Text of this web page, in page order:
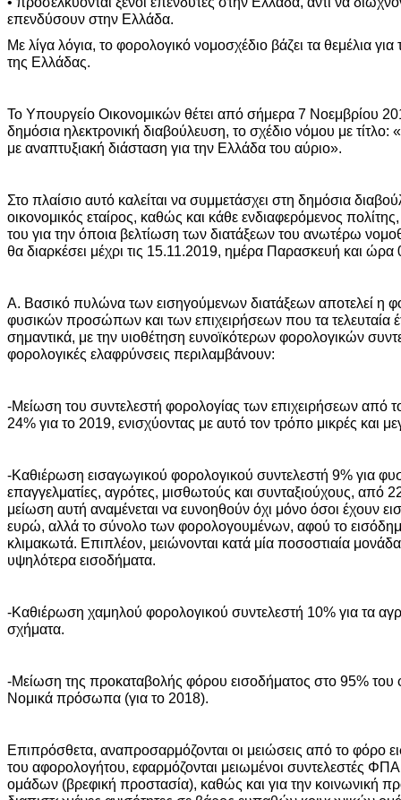
επενδύσουν στην Ελλάδα.
Με λίγα λόγια, το φορολογικό νομοσχέδιο βάζει τα θεμέλια
της Ελλάδας.
Το Υπουργείο Οικονομικών θέτει από σήμερα 7 Νοεμβρίου
δημόσια ηλεκτρονική διαβούλευση, το σχέδιο νόμου με
με αναπτυξιακή διάσταση για την Ελλάδα του αύριο».
Στο πλαίσιο αυτό καλείται να συμμετάσχει στη δημόσια
οικονομικός εταίρος, καθώς και κάθε ενδιαφερόμενος
του για την όποια βελτίωση των διατάξεων του ανωτέρω
θα διαρκέσει μέχρι τις 15.11.2019, ημέρα Παρασκευή και
Α. Βασικό πυλώνα των εισηγούμενων διατάξεων αποτελεί η
φυσικών προσώπων και των επιχειρήσεων που τα τελευταία
σημαντικά, με την υιοθέτηση ευνοϊκότερων φορολογικών
φορολογικές ελαφρύνσεις περιλαμβάνουν:
-Μείωση του συντελεστή φορολογίας των επιχειρήσεων από
24% για το 2019, ενισχύοντας με αυτό τον τρόπο μικρές και
-Καθιέρωση εισαγωγικού φορολογικού συντελεστή 9% για
επαγγελματίες, αγρότες, μισθωτούς και συνταξιούχους, από
μείωση αυτή αναμένεται να ευνοηθούν όχι μόνο όσοι έχουν
ευρώ, αλλά το σύνολο των φορολογουμένων, αφού το
κλιμακωτά. Επιπλέον, μειώνονται κατά μία ποσοστιαία μονάδα
υψηλότερα εισοδήματα.
-Καθιέρωση χαμηλού φορολογικού συντελεστή 10% για τα
σχήματα.
-Μείωση της προκαταβολής φόρου εισοδήματος στο 95% του
Νομικά πρόσωπα (για το 2018).
Επιπρόσθετα, αναπροσαρμόζονται οι μειώσεις από το φόρο
του αφορολογήτου, εφαρμόζονται μειωμένοι συντελεστές
ομάδων (βρεφική προστασία), καθώς και για την κοινωνική